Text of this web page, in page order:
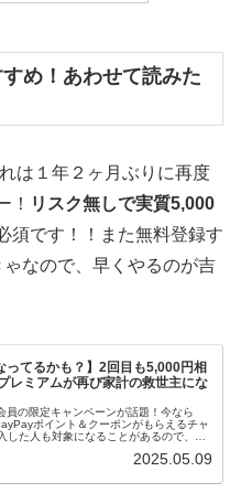
め！あわせて読みた
は１年２ヶ月ぶりに再度
！ リスク無しで実質5,000
須です！！また無料登録す
なので、早くやるのが吉
ってるかも？】2回目も5,000円相
レミアムが再び家計の救世主にな
員の限定キャンペーンが話題！今なら
ポイント＆クーポンがもらえるチャ
した人も対象になることがあるので、ま
2025.05.09